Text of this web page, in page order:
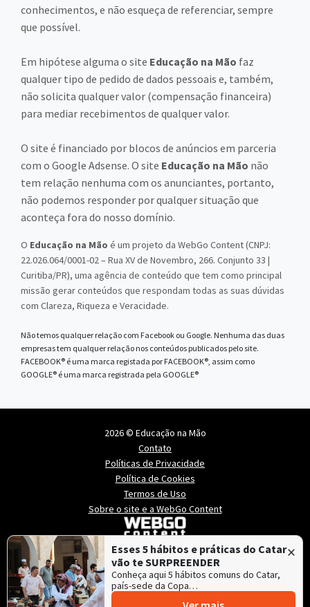
Esses 5 hábitos e práticas do Catar
vão te SURPREENDER
Conheça aqui 5 hábitos comuns do Catar,
país-sede da Copa…
×
conhecimentos, e não esqueça de referenciar, sempre
que possível.
Em hipótese alguma o site Educação na Mão faz
qualquer tipo de pedido de dados pessoais e, também,
não solicita qualquer valor (compensação financeira)
para mediar recebimentos de qualquer valor.
O site é financiado por blocos de anúncios em parceria
com o Google Adsense. O site Educação na Mão não
tem relação nenhuma com os anunciantes, portanto,
não podemos responder por qualquer situação que
aconteça fora do nosso domínio.
O Educação na Mão é um projeto da WebGo Content (CNPJ:
22.026.064/0001-02 – Rua XV de Novembro, 266. Conjunto 33 |
Curitiba/PR), uma agência de conteúdo que tem como principal
missão gerar conteúdos que respondam todas as suas dúvidas
com Clareza, Riqueza e Veracidade.
Não temos qualquer relação com Facebook ou Google. Nenhuma das duas
empresas tem qualquer relação nos conteúdos publicados pelo site.
FACEBOOK® é uma marca registada por FACEBOOK®, assim como
GOOGLE® é uma marca registrada pela GOOGLE®
2026 © Educação na Mão
Contato
Políticas de Privacidade
Política de Cookies
Termos de Uso
Sobre o site e a WebGo Content